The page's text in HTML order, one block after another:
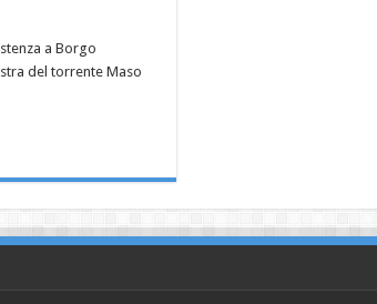
a Borgo
del torrente Maso